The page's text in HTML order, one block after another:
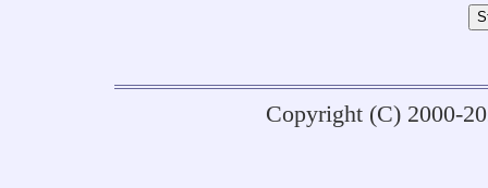
Copyright (C) 2000-